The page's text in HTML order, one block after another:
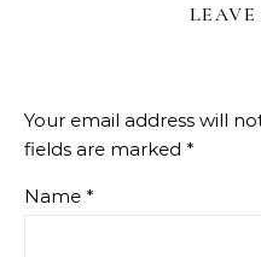
Your email address will
fields are marked *
Name *